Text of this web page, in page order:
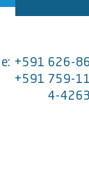
+591 626-
+591 759-
4-